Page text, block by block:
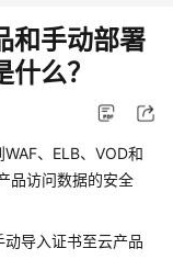
和手动部署
么？
、ELB、VOD和
品访问数据的安全
导入证书至云产品